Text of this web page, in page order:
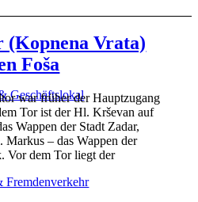
Geschäftslokal
Fremdenverkehr
Vrata)
Foša
war früher der Hauptzugang
Tor ist der Hl. Krševan auf
Wappen der Stadt Zadar,
– das Wappen der
Vor dem Tor liegt der